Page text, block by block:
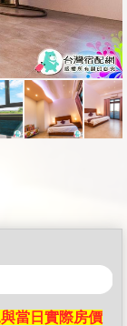
當日實際房價